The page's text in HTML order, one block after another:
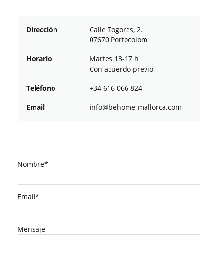
Dirección
Calle Togores, 2.
07670 Portocolom
Horario
Martes 13-17 h
Con acuerdo previo
Teléfono +34 616 066 824
Email moc.a
croll
am-em
oheb@
ofni
Nombre*
Email*
Mensaje